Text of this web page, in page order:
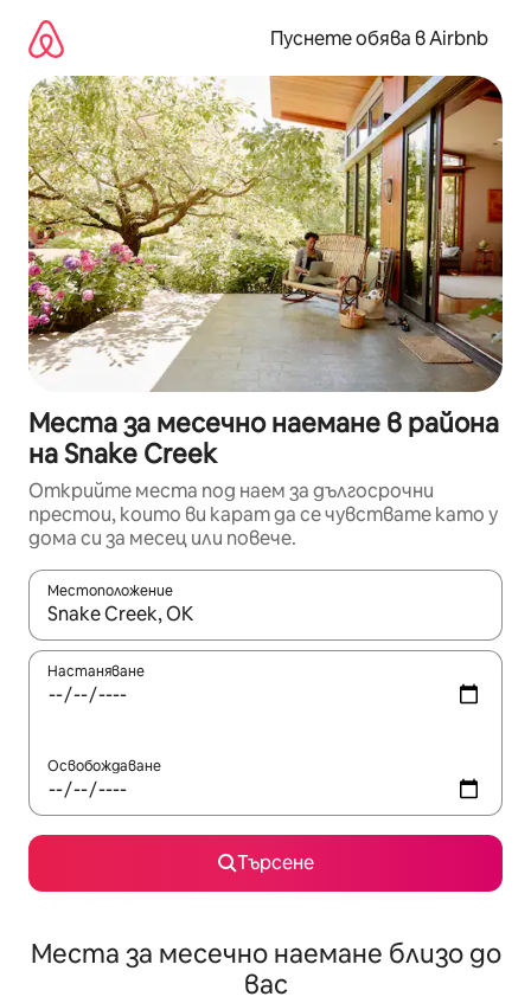
съдържанието
Пуснете обява в Airbnb
Места за месечно наемане в района
на Snake Creek
Открийте места под наем за дългосрочни
престои, които ви карат да се чувствате като у
дома си за месец или повече.
Местоположение
Когато резултатите се покажат, използвайте
Настаняване
Освобождаване
Търсене
Места за месечно наемане близо до
вас